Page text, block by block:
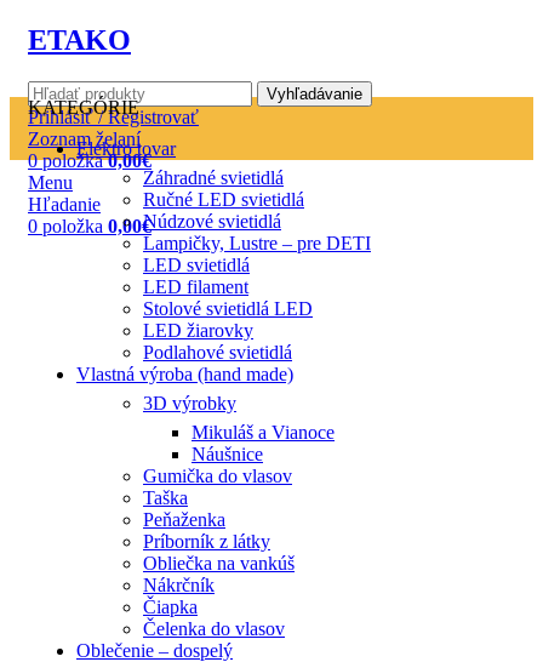
ETAKO
Vyhľadávanie
Prihlásiť / Registrovať
Zoznam želaní
0položka 0,00€
Menu
Hľadanie
0 položka 0,00€
KATEGÓRIE
Elektro tovar
Záhradné svietidlá
Ručné LED svietidlá
Núdzové svietidlá
Lampičky, Lustre – pre DETI
LED svietidlá
LED filament
Stolové svietidlá LED
LED žiarovky
Podlahové svietidlá
Vlastná výroba (hand made)
3D výrobky
Mikuláš a Vianoce
Náušnice
Gumička do vlasov
Taška
Peňaženka
Príborník z látky
Obliečka na vankúš
Nákrčník
Čiapka
Čelenka do vlasov
Oblečenie – dospelý